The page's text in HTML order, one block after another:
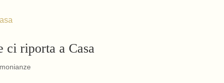
ci riporta a Casa